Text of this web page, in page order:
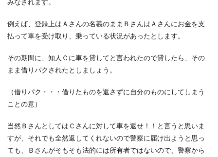
みなされます。
例えば、登録上はＡさんの名義のままＢさんはＡさんにお金を支
払って車を受け取り、乗っている状況があったとします。
その期間に、知人Ｃに車を貸してと言われたので貸したら、その
まま借りパクされたとしましょう。
（借りパク・・・借りたものを返さずに自分のものにしてしまう
ことの意）
当然ＢさんとしてはＣさんに対して車を返せ！！と言うと思いま
すが、それでも全然返してくれないので警察に届け出ようと思っ
ても、Ｂさんがそもそも法的には所有者ではないので、警察から